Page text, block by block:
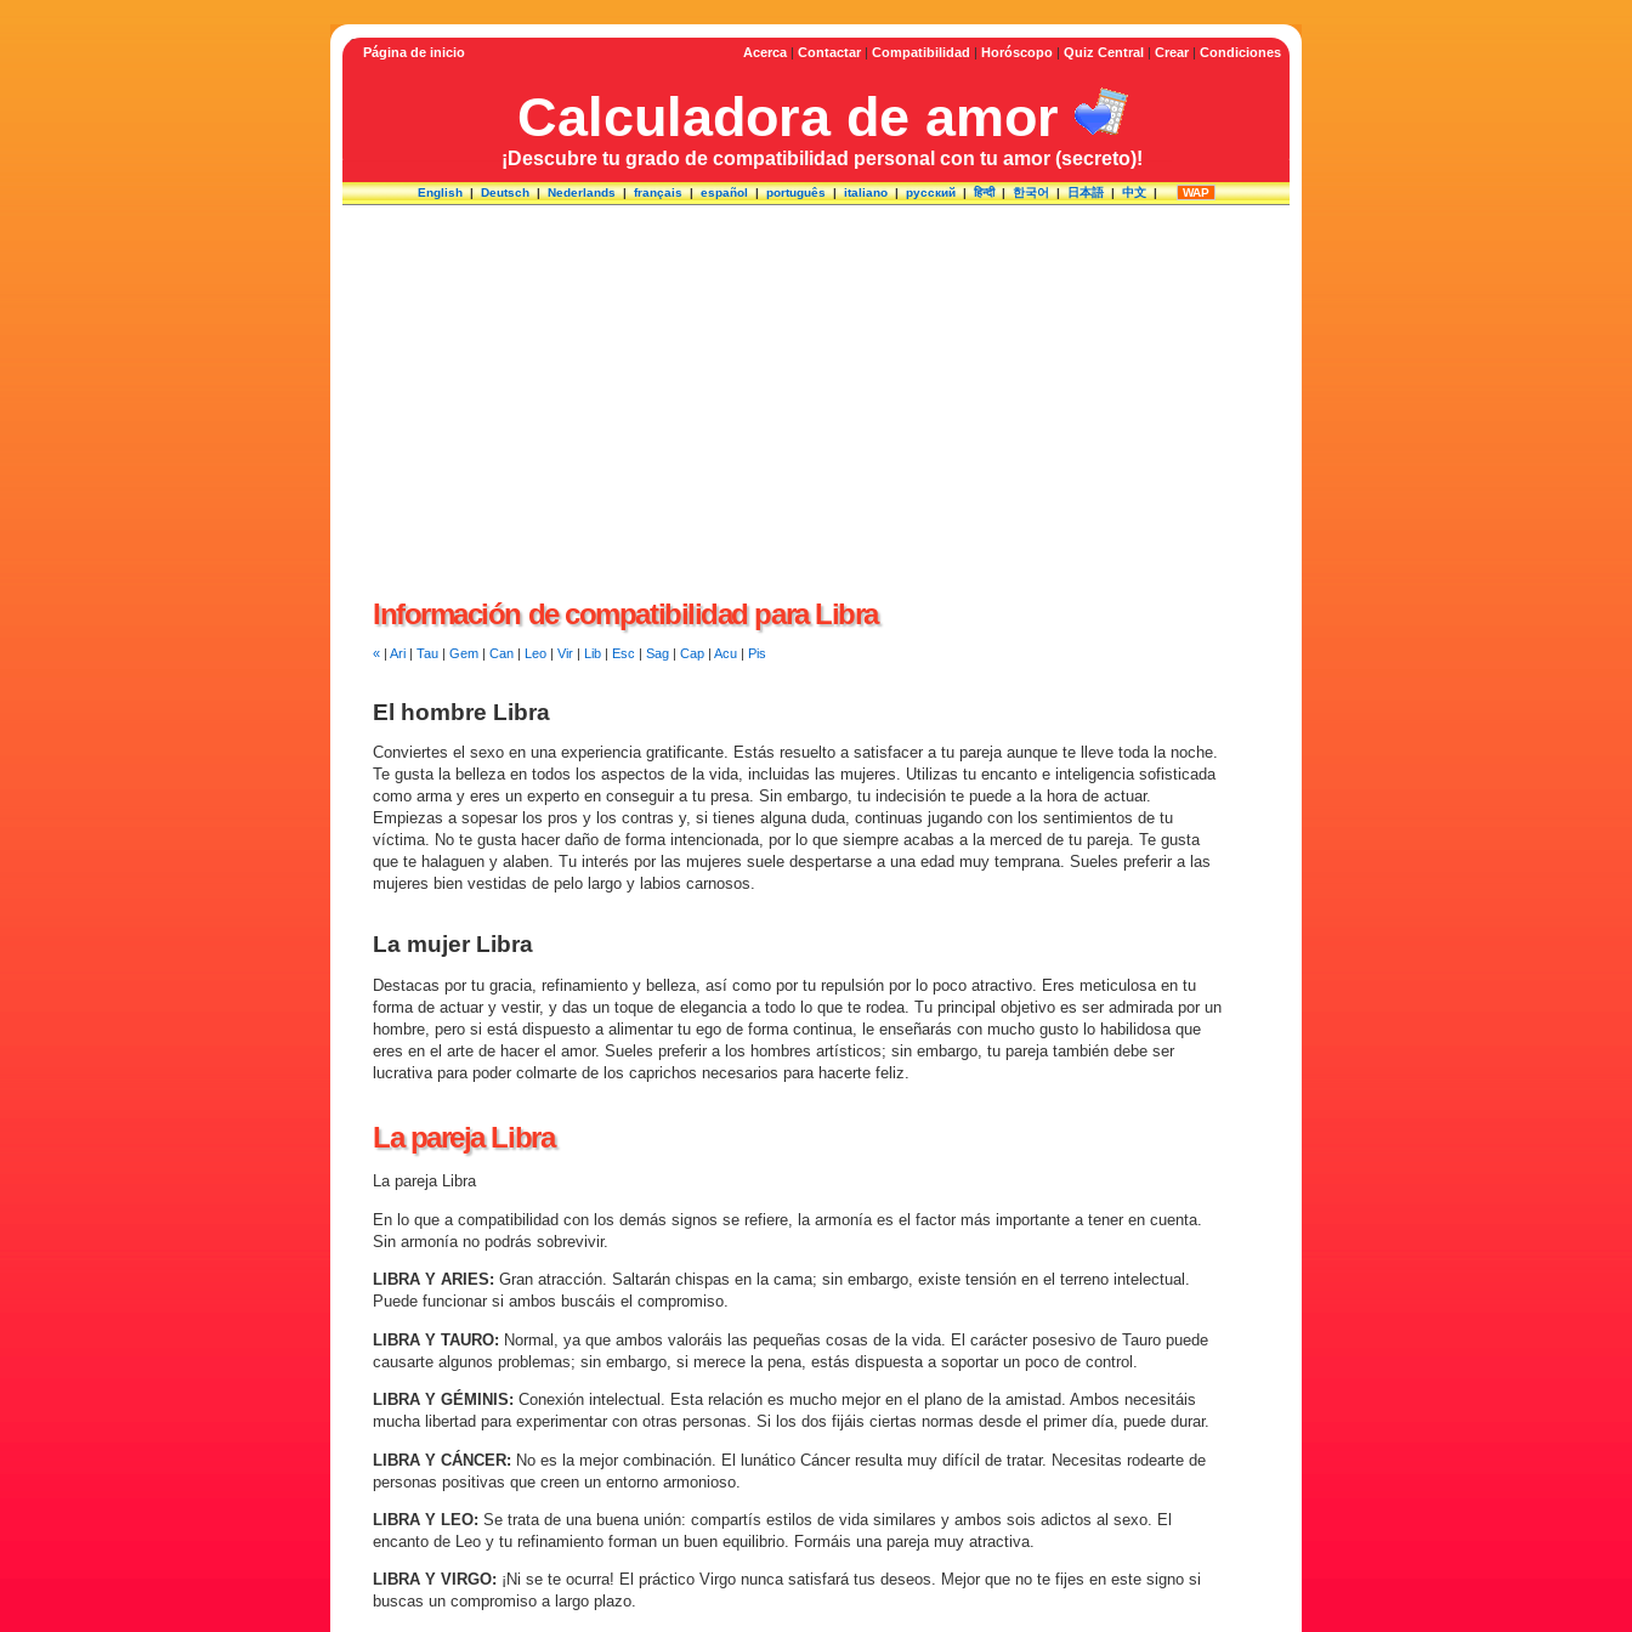
Página de inicio Acerca | Contactar | Compatibilidad | Horóscopo | Quiz Central | Crear | Condiciones
Calculadora de amor
¡Descubre tu grado de compatibilidad personal con tu amor (secreto)!
English|Deutsch|Nederlands|français|español|português|italiano|русский|हिन्दी|한국어|日本語|中文| WAP
Información de compatibilidad para Libra
« | Ari | Tau | Gem | Can | Leo | Vir | Lib | Esc | Sag | Cap | Acu | Pis
El hombre Libra
Conviertes el sexo en una experiencia gratificante. Estás resuelto a satisfacer a tu pareja aunque te lleve toda la noche.
Te gusta la belleza en todos los aspectos de la vida, incluidas las mujeres. Utilizas tu encanto e inteligencia sofisticada
como arma y eres un experto en conseguir a tu presa. Sin embargo, tu indecisión te puede a la hora de actuar.
Empiezas a sopesar los pros y los contras y, si tienes alguna duda, continuas jugando con los sentimientos de tu
víctima. No te gusta hacer daño de forma intencionada, por lo que siempre acabas a la merced de tu pareja. Te gusta
que te halaguen y alaben. Tu interés por las mujeres suele despertarse a una edad muy temprana. Sueles preferir a las
mujeres bien vestidas de pelo largo y labios carnosos.
La mujer Libra
Destacas por tu gracia, refinamiento y belleza, así como por tu repulsión por lo poco atractivo. Eres meticulosa en tu
forma de actuar y vestir, y das un toque de elegancia a todo lo que te rodea. Tu principal objetivo es ser admirada por un
hombre, pero si está dispuesto a alimentar tu ego de forma continua, le enseñarás con mucho gusto lo habilidosa que
eres en el arte de hacer el amor. Sueles preferir a los hombres artísticos; sin embargo, tu pareja también debe ser
lucrativa para poder colmarte de los caprichos necesarios para hacerte feliz.
La pareja Libra
La pareja Libra
En lo que a compatibilidad con los demás signos se refiere, la armonía es el factor más importante a tener en cuenta.
Sin armonía no podrás sobrevivir.
LIBRA Y ARIES: Gran atracción. Saltarán chispas en la cama; sin embargo, existe tensión en el terreno intelectual.
Puede funcionar si ambos buscáis el compromiso.
LIBRA Y TAURO: Normal, ya que ambos valoráis las pequeñas cosas de la vida. El carácter posesivo de Tauro puede
causarte algunos problemas; sin embargo, si merece la pena, estás dispuesta a soportar un poco de control.
LIBRA Y GÉMINIS: Conexión intelectual. Esta relación es mucho mejor en el plano de la amistad. Ambos necesitáis
mucha libertad para experimentar con otras personas. Si los dos fijáis ciertas normas desde el primer día, puede durar.
LIBRA Y CÁNCER: No es la mejor combinación. El lunático Cáncer resulta muy difícil de tratar. Necesitas rodearte de
personas positivas que creen un entorno armonioso.
LIBRA Y LEO: Se trata de una buena unión: compartís estilos de vida similares y ambos sois adictos al sexo. El
encanto de Leo y tu refinamiento forman un buen equilibrio. Formáis una pareja muy atractiva.
LIBRA Y VIRGO: ¡Ni se te ocurra! El práctico Virgo nunca satisfará tus deseos. Mejor que no te fijes en este signo si
buscas un compromiso a largo plazo.